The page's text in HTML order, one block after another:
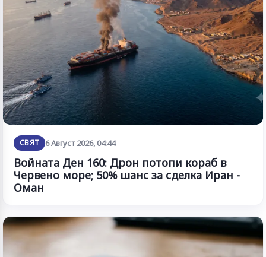
СВЯТ 6 Август 2026, 04:44
Войната Ден 160: Дрон потопи кораб в
Червено море; 50% шанс за сделка Иран -
Оман